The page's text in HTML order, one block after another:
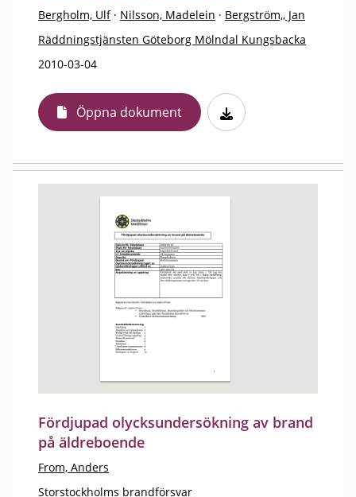
Bergholm, Ulf · Nilsson, Madelein · Bergström,, Jan
Räddningstjänsten Göteborg Mölndal Kungsbacka
2010-03-04
Öppna dokument
Fördjupad olycksundersökning av brand
på äldreboende
From, Anders
Storstockholms brandförsvar